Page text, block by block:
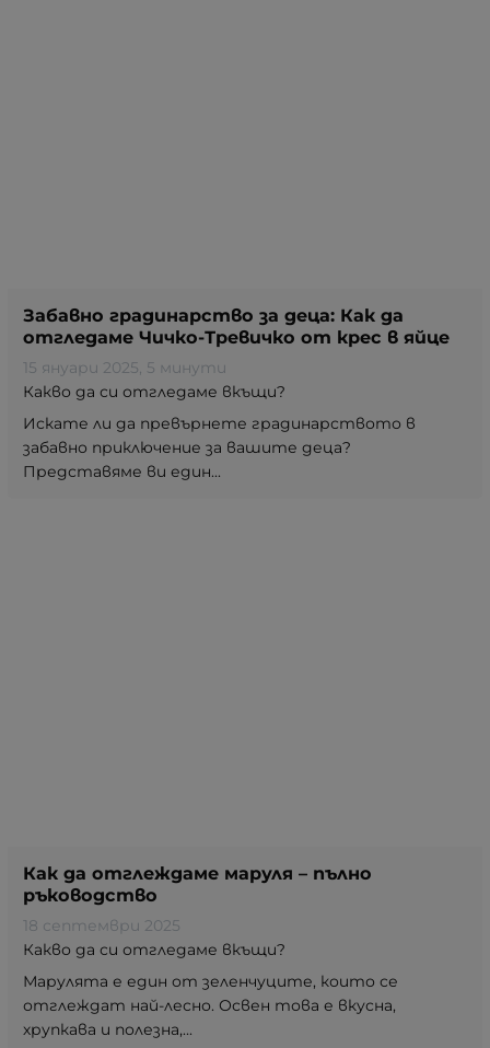
Забавно градинарство за деца: Как да
отгледаме Чичко-Тревичко от крес в яйце
15 януари 2025, 5 минути
Какво да си отгледаме вкъщи?
Искате ли да превърнете градинарството в
забавно приключение за вашите деца?
Представяме ви един...
Как да отглеждаме маруля – пълно
ръководство
18 септември 2025
Какво да си отгледаме вкъщи?
Марулята е един от зеленчуците, които се
отглеждат най-лесно. Освен това е вкусна,
хрупкава и полезна,...